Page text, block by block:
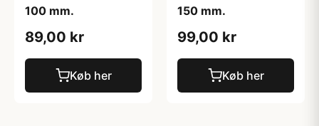
100 mm.
89,00 kr
Køb her
150 mm.
99,00 kr
Køb her